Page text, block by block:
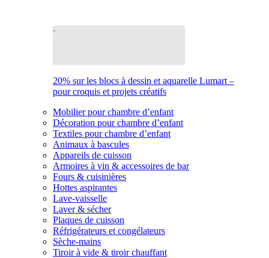
20% sur les blocs à dessin et aquarelle Lumart –
pour croquis et projets créatifs
Mobilier pour chambre d’enfant
Décoration pour chambre d’enfant
Textiles pour chambre d’enfant
Animaux à bascules
Appareils de cuisson
Armoires à vin & accessoires de bar
Fours & cuisinières
Hottes aspirantes
Lave-vaisselle
Laver & sécher
Plaques de cuisson
Réfrigérateurs et congélateurs
Sèche-mains
Tiroir à vide & tiroir chauffant